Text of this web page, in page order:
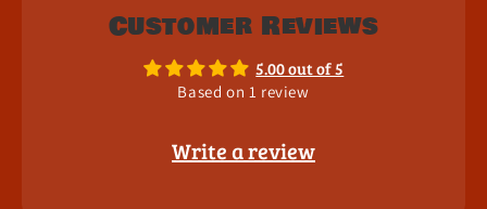
Customer Reviews
5.00 out of 5
Based on 1 review
Write a review